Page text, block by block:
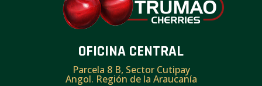
OFICINA CENTRAL
Parcela 8 B, Sector Cutipay
Angol. Región de la Araucanía